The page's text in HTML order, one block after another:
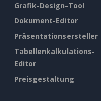
Grafik-Design-Tool
Dokument-Editor
Präsentationsersteller
Tabellenkalkulations-
Editor
Preisgestaltung